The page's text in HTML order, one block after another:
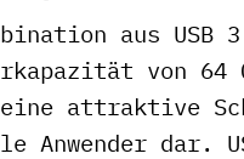
aus USB
von 64
attraktive
Anwender dar.